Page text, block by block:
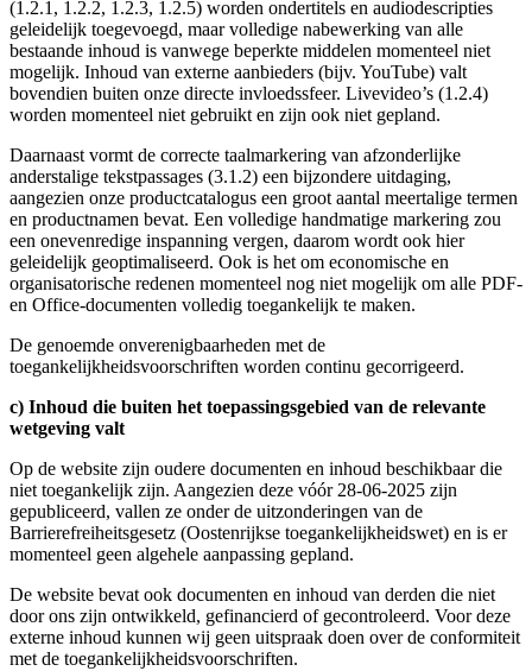
(1.2.1, 1.2.2, 1.2.3, 1.2.5) worden ondertitels en audiodescripties
geleidelijk toegevoegd, maar volledige nabewerking van alle
bestaande inhoud is vanwege beperkte middelen momenteel niet
mogelijk. Inhoud van externe aanbieders (bijv. YouTube) valt
bovendien buiten onze directe invloedssfeer. Livevideo’s (1.2.4)
worden momenteel niet gebruikt en zijn ook niet gepland.
Daarnaast vormt de correcte taalmarkering van afzonderlijke
anderstalige tekstpassages (3.1.2) een bijzondere uitdaging,
aangezien onze productcatalogus een groot aantal meertalige termen
en productnamen bevat. Een volledige handmatige markering zou
een onevenredige inspanning vergen, daarom wordt ook hier
geleidelijk geoptimaliseerd. Ook is het om economische en
organisatorische redenen momenteel nog niet mogelijk om alle PDF-
en Office-documenten volledig toegankelijk te maken.
De genoemde onverenigbaarheden met de
toegankelijkheidsvoorschriften worden continu gecorrigeerd.
c) Inhoud die buiten het toepassingsgebied van de relevante
wetgeving valt
Op de website zijn oudere documenten en inhoud beschikbaar die
niet toegankelijk zijn. Aangezien deze vóór 28-06-2025 zijn
gepubliceerd, vallen ze onder de uitzonderingen van de
Barrierefreiheitsgesetz (Oostenrijkse toegankelijkheidswet) en is er
momenteel geen algehele aanpassing gepland.
De website bevat ook documenten en inhoud van derden die niet
door ons zijn ontwikkeld, gefinancierd of gecontroleerd. Voor deze
externe inhoud kunnen wij geen uitspraak doen over de conformiteit
met de toegankelijkheidsvoorschriften.